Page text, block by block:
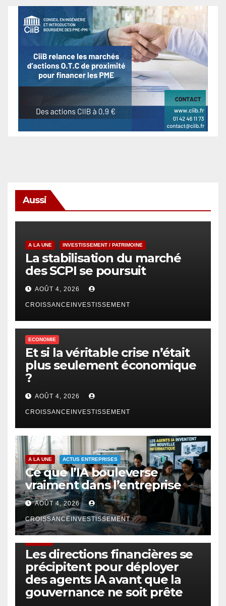
Aussi
A LA UNE INVESTISSEMENT / PATRIMOINE
La stabilisation du marché
des SCPI se poursuit
AOÛT 4, 2026
CROISSANCEINVESTISSEMENT
ECONOMIE
Et si la véritable crise n’était
plus seulement économique
?
AOÛT 4, 2026
CROISSANCEINVESTISSEMENT
A LA UNE ACTUS ENTREPRISES
Ce que l’IA bouleverse
vraiment dans l’entreprise
AOÛT 4, 2026
CROISSANCEINVESTISSEMENT
Les directions financières se
précipitent pour déployer
des agents IA avant que la
gouvernance ne soit prête